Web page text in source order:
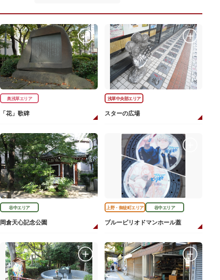
奥浅草エリア
「花」歌碑
浅草中央部エリア
スターの広場
谷中エリア
岡倉天心記念公園
上野・御徒町エリア 谷中エリア
ブルーピリオドマンホール蓋